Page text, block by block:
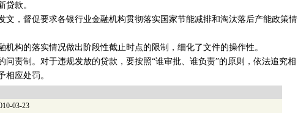
贷款。
，督促要求各银行业金融机构贯彻落实国家节能减排和淘汰落后产能政策情
构的落实情况做出阶段性截止时点的限制，细化了文件的操作性。
责制。对于违规发放的贷款，要按照“谁审批、谁负责”的原则，依法追究相
相应处罚。
03-23